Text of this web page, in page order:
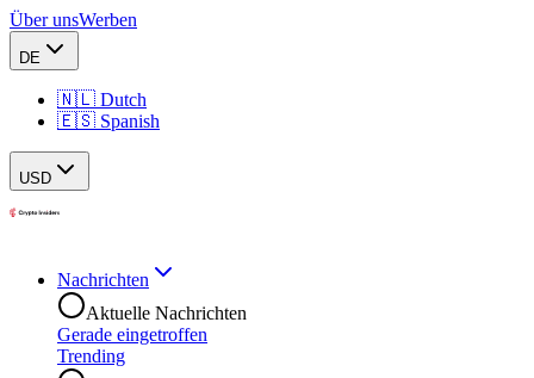
Über unsWerben
DE
🇳🇱 Dutch
🇪🇸 Spanish
USD
Nachrichten
Aktuelle Nachrichten
Gerade eingetroffen
Trending